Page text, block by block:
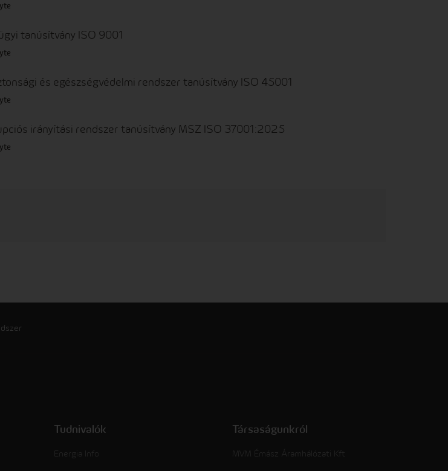
tanúsítvány ISO 9001
és egészségvédelmi rendszer tanúsítvány ISO 45001
irányítási rendszer tanúsítvány MSZ ISO 37001:2025
Tudnivalók
Energia Info
Társaságunkról
MVM Émász Áramhálózati Kft